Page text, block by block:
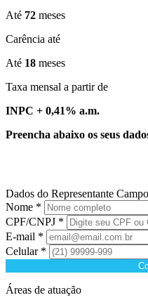
Até 72 meses
Carência até
Até 18 meses
Taxa mensal a partir de
INPC + 0,41% a.m.
Preencha abaixo os seus
Dados do Representante
Nome *
CPF/CNPJ *
E-mail *
Celular *
Áreas de atuação